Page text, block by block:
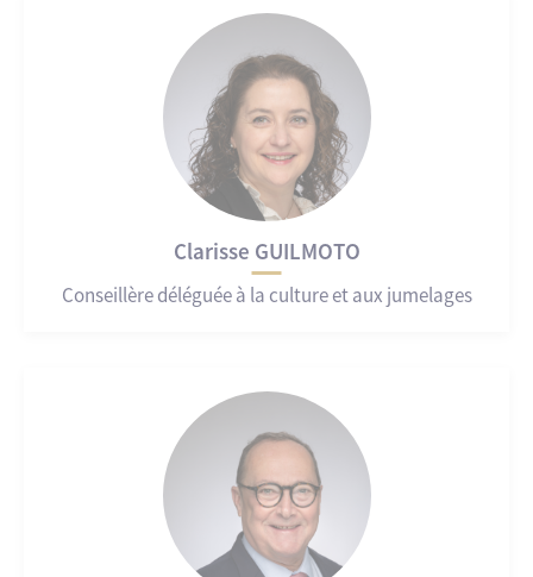
Clarisse GUILMOTO
Conseillère déléguée à la culture et aux jumelages